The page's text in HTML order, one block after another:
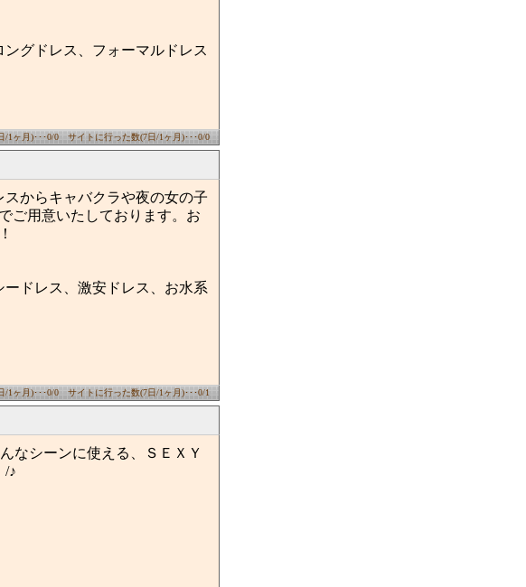
グドレス、フォーマルドレス
/1ヶ月)･･･0/0 サイトに行った数(7日/1ヶ月)･･･0/0
からキャバクラや夜の女の子
ご用意いたしております。お
ドレス、激安ドレス、お水系
/1ヶ月)･･･0/0 サイトに行った数(7日/1ヶ月)･･･0/1
なシーンに使える、ＳＥＸＹ
/♪